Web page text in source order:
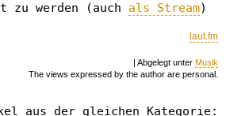
zu werden (auch als Stream)
laut.fm
| Abgelegt unter Musik
The views expressed by the author are personal.
aus der gleichen Kategorie: